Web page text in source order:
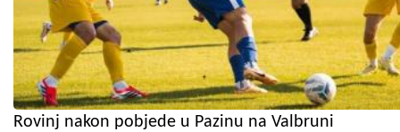
Rovinj nakon pobjede u Pazinu na Valbruni